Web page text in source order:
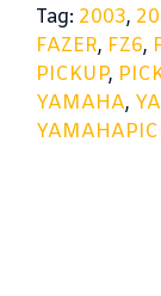
Tag: 2003,
FAZER, FZ6,
PICKUP,
YAMAHA,